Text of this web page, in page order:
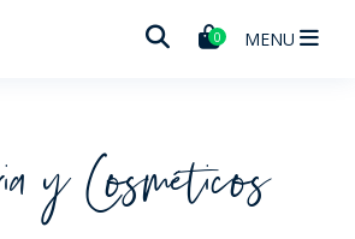
0 MENU
y Cosméticos